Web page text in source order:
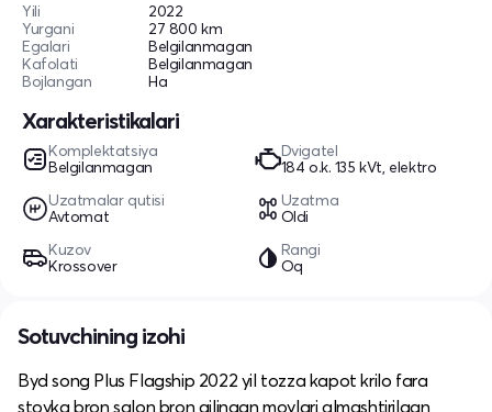
Yili
2022
Yurgani
27 800 km
Egalari
Belgilanmagan
Kafolati
Belgilanmagan
Bojlangan
Ha
Xarakteristikalari
Komplektatsiya
Belgilanmagan
Dvigatel
184 o.k. 135 kVt, elektro
Uzatmalar qutisi
Avtomat
Uzatma
Oldi
Kuzov
Krossover
Rangi
Oq
Sotuvchining izohi
Byd song Plus Flagship 2022 yil tozza kapot krilo fara
stoyka bron salon bron qilingan moylari almashtirilgan